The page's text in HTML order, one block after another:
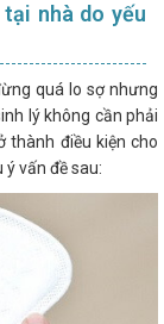
nhà do yếu
quá lo sợ nhưng
lý không cần phải
thành điều kiện cho
vấn đề sau: